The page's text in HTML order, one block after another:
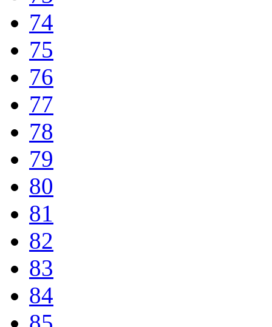
74
75
76
77
78
79
80
81
82
83
84